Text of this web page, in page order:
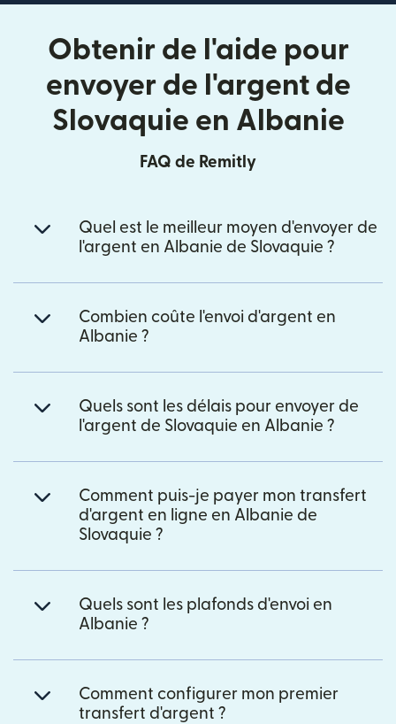
Obtenir de l'aide pour
envoyer de l'argent de
Slovaquie en Albanie
FAQ de Remitly
Quel est le meilleur moyen d'envoyer de
l'argent en Albanie de Slovaquie ?
Combien coûte l'envoi d'argent en
Albanie ?
Quels sont les délais pour envoyer de
l'argent de Slovaquie en Albanie ?
Comment puis-je payer mon transfert
d'argent en ligne en Albanie de
Slovaquie ?
Quels sont les plafonds d'envoi en
Albanie ?
Comment configurer mon premier
transfert d'argent ?